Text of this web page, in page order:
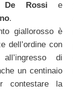
Rossi e
.
giallorosso è
dell’ordine con
di
un centinaio
contestare la